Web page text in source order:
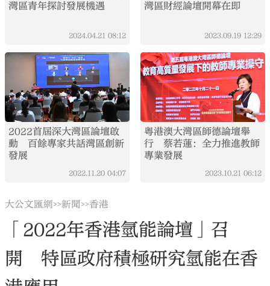
灣區青年探討發展機遇
2024.04.21 08:12
灣區財經論壇開幕在即
2023.09.19 12:29
2022首屆深大灣區論壇啟
動 百餘專家共話灣區創新
發展
2022.11.20 04:07
粵港澳大灣區師德論壇舉
行 蔡若蓮：全力推進教師
專業發展
2023.10.21 06:12
大公文匯網>>新聞>>香港
「2022年香港氫能論壇」召
開 特區政府積極研究氫能在香